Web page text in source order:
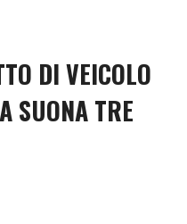
DI VEICOLO
SUONA TRE